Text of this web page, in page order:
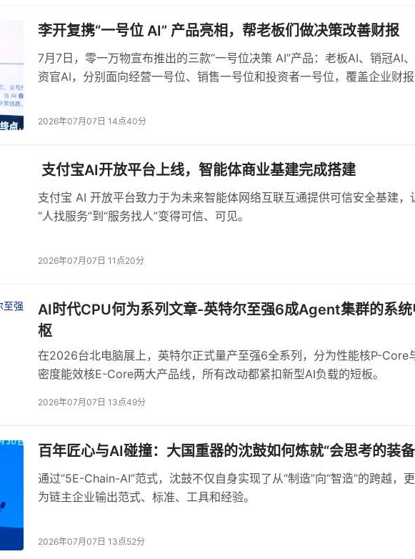
元/百万Tokens、缓存命中仅0.25元/百万Tokens，这套价格体系将推理成本拆
着系统在重复查询场景下可以通过KV Cache复用大幅降低算力浪费，这背后是
每百万Tokens的定价，Hy3的报价并非简单的价格战，而是将大模型从奢侈品
算进项目预算时，技术采纳的门槛才真正意义上被拆除。
完成了从面子工程到底层基础设施的身份转换。它不再是需要业务线配合打榜
用的模型底座。在参数军备竞赛日益白热化的2026年，这种以算力效率、产品
的务实路线，反而呈现出更强的穿透力。
胜负手或许不再是训练集群里闪烁的GPU数量，而是推理账单上小数点后几位的
两个月的工业级迭代速度。当行业终于意识到，
·END·
们
李开复携“一号位 AI” 产品亮相，帮老板们做决策改善财报
7月7日，零一万物宣布推出的三款“一号位决策 AI”产品：老板AI、销冠AI
资官AI，分别面向经营一号位、销售一号位和投资者一号位，覆盖企业财报
理。
2026年07月07日 14点40分
​ 支付宝AI开放平台上线，智能体商业基建完成搭建
支付宝 AI 开放平台致力于为未来智能体网络互联互通提供可信安全基建，
“人找服务”到“服务找人”变得可信、可见。
2026年07月07日 11点20分
AI时代CPU何为系列文章-英特尔至强6成Agent集群的系统
枢
在2026台北电脑展上，英特尔正式量产至强6全系列，分为性能核P-Core
密度能效核E-Core两大产品线，所有改动都紧扣新型AI负载的短板。
2026年07月07日 13点49分
百年匠心与AI碰撞：大国重器的沈鼓如何炼就“会思考的装
通过“5E-Chain-AI”范式，沈鼓不仅自身实现了从“制造”向“智造”的跨越，
为链主企业输出范式、标准、工具和经验。
2026年07月07日 13点52分